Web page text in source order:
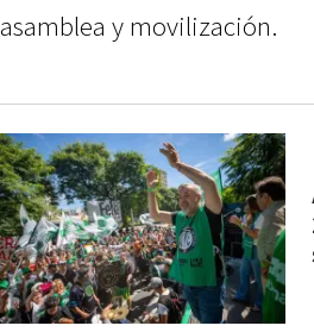
asamblea y movilización.